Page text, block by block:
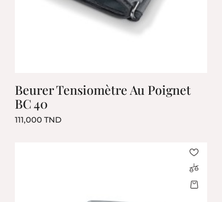
Beurer Tensiomètre Au Poignet
BC 40
111,000 TNDPrix